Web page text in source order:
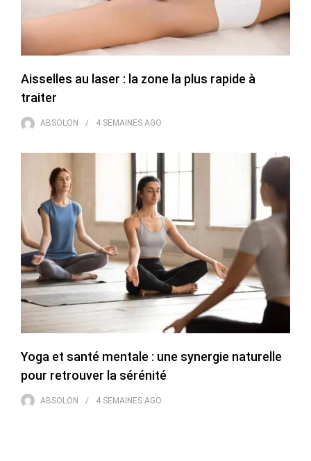
Aisselles au laser : la zone la plus rapide à
traiter
ABSOLON 4 SEMAINES AGO
Yoga et santé mentale : une synergie naturelle
pour retrouver la sérénité
ABSOLON 4 SEMAINES AGO